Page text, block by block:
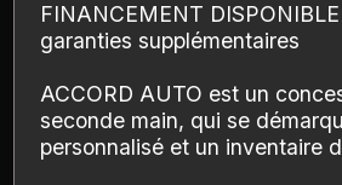
FINANCEMENT
garanties supplémentaires
ACCORD AUTO est un
seconde main, qui se
personnalisé et un inventaire